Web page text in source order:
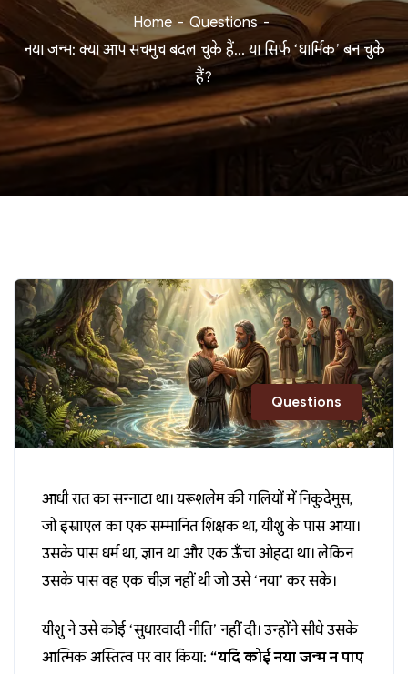
Home
Questions
नया जन्म: क्या आप सचमुच बदल चुके हैं… या सिर्फ ‘धार्मिक’ बन चुके
हैं?
Questions
आधी रात का सन्नाटा था। यरूशलेम की गलियों में निकुदेमुस,
जो इस्राएल का एक सम्मानित शिक्षक था, यीशु के पास आया।
उसके पास धर्म था, ज्ञान था और एक ऊँचा ओहदा था। लेकिन
उसके पास वह एक चीज़ नहीं थी जो उसे ‘नया’ कर सके।
यीशु ने उसे कोई ‘सुधारवादी नीति’ नहीं दी। उन्होंने सीधे उसके
आत्मिक अस्तित्व पर वार किया: “यदि कोई नया जन्म न पाए